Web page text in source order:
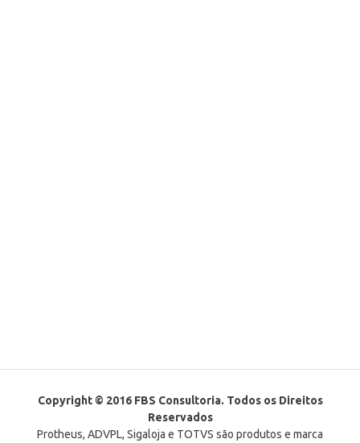
Copyright © 2016 FBS Consultoria. Todos os Direitos
Reservados
Protheus, ADVPL, Sigaloja e TOTVS são produtos e marca